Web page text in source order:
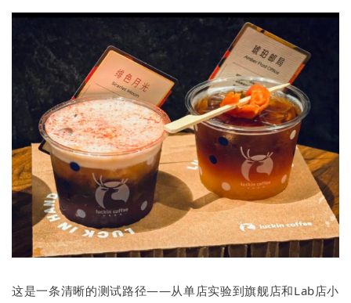
这是一条清晰的测试路径——从单店实验到旗舰店和Lab店小